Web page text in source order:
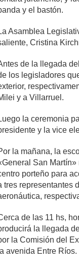
b
o
o
k
A
p
p
y el bastón.
Asamblea
Cristina
de la llegada
los legisladores
y a Villarruel.
la ceremonia
y la vice
la mañana, la
San
porteño para
tres representantes
de las 11 hs,
la llegada
la Comisión del
la avenida Entre Ríos.